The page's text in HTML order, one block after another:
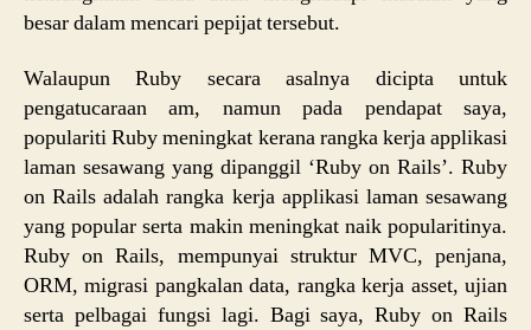
besar dalam mencari pepijat tersebut.
Walaupun Ruby secara asalnya dicipta untuk
pengatucaraan am, namun pada pendapat saya,
populariti Ruby meningkat kerana rangka kerja applikasi
laman sesawang yang dipanggil ‘Ruby on Rails’. Ruby
on Rails adalah rangka kerja applikasi laman sesawang
yang popular serta makin meningkat naik popularitinya.
Ruby on Rails, mempunyai struktur MVC, penjana,
ORM, migrasi pangkalan data, rangka kerja asset, ujian
serta pelbagai fungsi lagi. Bagi saya, Ruby on Rails